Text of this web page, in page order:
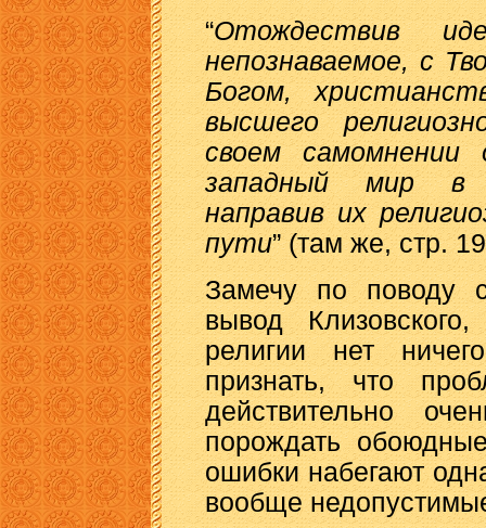
“Отождествив
непознаваемое, с
Богом,
высшего
своем самомнении
западный мир в
направив их
пути” (там же, стр.
Замечу по поводу
вывод
религии нет
признать, что
действительно
порождать
ошибки набегают
вообще